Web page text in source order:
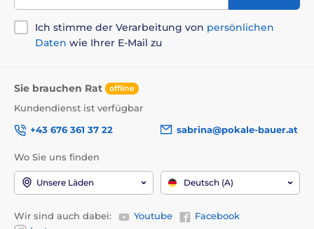
Ich stimme der Verarbeitung von persönlichen
Daten wie Ihrer E-Mail zu
Sie brauchen Rat offline
Kundendienst ist verfügbar
+43 676 361 37 22
sabrina@pokale-bauer.at
Wo Sie uns finden
Unsere Läden Deutsch (A)
Wir sind auch dabei: Youtube
Facebook